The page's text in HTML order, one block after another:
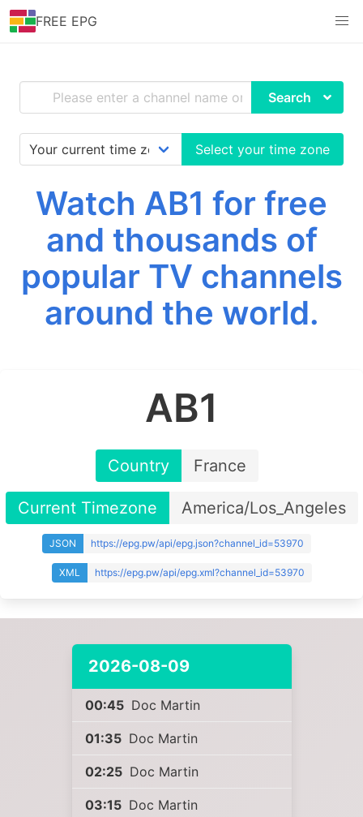
FREE EPG
Search
Select your time zone
Watch AB1 for free
and thousands of
popular TV channels
around the world.
AB1
Country France
Current Timezone America/Los_Angeles
JSON https://epg.pw/api/epg.json?channel_id=53970
XML https://epg.pw/api/epg.xml?channel_id=53970
2026-08-09
00:45 Doc Martin
01:35 Doc Martin
02:25 Doc Martin
03:15 Doc Martin